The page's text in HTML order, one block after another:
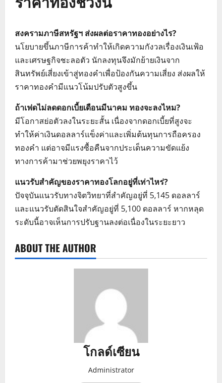
สงครามภาษีสหรัฐฯ ส่งผลต่อราคาทองอย่างไร?
นโยบายขึ้นภาษีการค้าทำให้เกิดความกังวลเรื่องเงินเฟ้อ
และเศรษฐกิจชะลอตัว นักลงทุนจึงมักย้ายเงินจาก
สินทรัพย์เสี่ยงเข้าสู่ทองคำเพื่อป้องกันความเสี่ยง ส่งผลให้
ราคาทองคำมีแนวโน้มปรับตัวสูงขึ้น
ถ้าเฟดไม่ลดดอกเบี้ยเดือนมีนาคม ทองจะลงไหม?
มีโอกาสย่อตัวลงในระยะสั้น เนื่องจากดอกเบี้ยที่สูงจะ
ทำให้ค่าเงินดอลลาร์แข็งค่าและเพิ่มต้นทุนการถือครอง
ทองคำ แต่อาจมีแรงซื้อคืนจากประเด็นความขัดแย้ง
ทางการค้ามาช่วยพยุงราคาไว้
แนวรับสำคัญของราคาทองโลกอยู่ที่เท่าไหร่?
ปัจจุบันแนวรับทางจิตวิทยาที่สำคัญอยู่ที่ 5,145 ดอลลาร์
และแนวรับตัดสินใจสำคัญอยู่ที่ 5,100 ดอลลาร์ หากหลุด
ระดับนี้อาจเห็นการปรับฐานลงต่อเนื่องในระยะยาว
ABOUT THE AUTHOR
โกลด์เซียน
Administrator